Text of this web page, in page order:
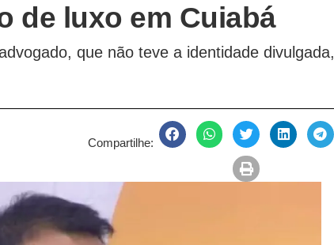
de luxo em Cuiabá
que não teve a identidade divulgada,
Compartilhe: